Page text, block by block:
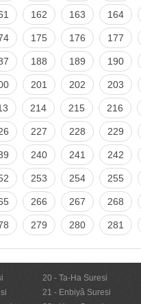
162 163 164
175 176 177
188 189 190
201 202 203
214 215 216
227 228 229
240 241 242
253 254 255
266 267 268
279 280 281
20 - Ta-Ha Suresi
21 - Enbiyâ Suresi